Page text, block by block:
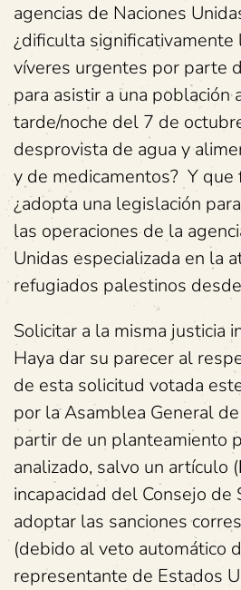
agencias de Naciones
¿dificulta
víveres urgentes por parte
para asistir a una población
tarde/noche del 7 de
desprovista de agua y
y de medicamentos? Y que
¿adopta una legislación
las operaciones de la
Unidas especializada en la
refugiados palestinos
Solicitar a la misma justicia
Haya dar su parecer al
de esta solicitud votada
por la Asamblea General
partir de un planteamiento
analizado, salvo un artículo (
incapacidad del Consejo de
adoptar las sanciones
(debido al veto automático
representante de Estados